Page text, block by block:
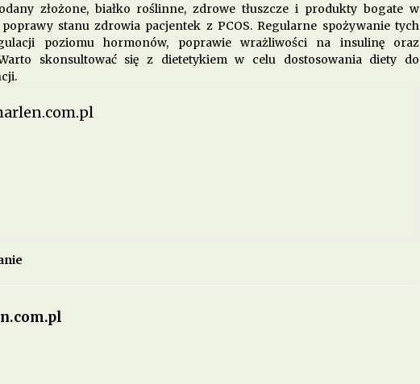
złożone, białko roślinne, zdrowe tłuszcze i produkty bogate w
stanu zdrowia pacjentek z PCOS. Regularne spożywanie tych
poziomu hormonów, poprawie wrażliwości na insulinę oraz
skonsultować się z dietetykiem w celu dostosowania diety do